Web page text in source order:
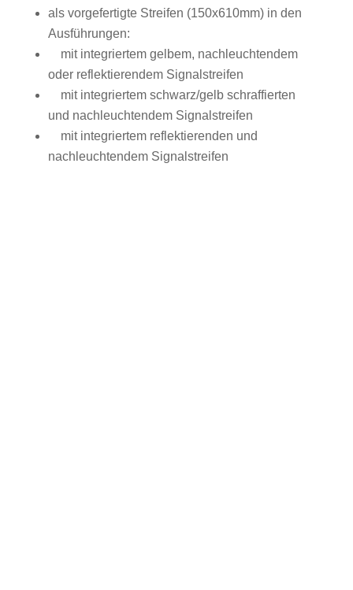
als vorgefertigte Streifen (150x610mm) in den
Ausführungen:
mit integriertem gelbem, nachleuchtendem
oder reflektierendem Signalstreifen
mit integriertem schwarz/gelb schraffierten
und nachleuchtendem Signalstreifen
mit integriertem reflektierenden und
nachleuchtendem Signalstreifen